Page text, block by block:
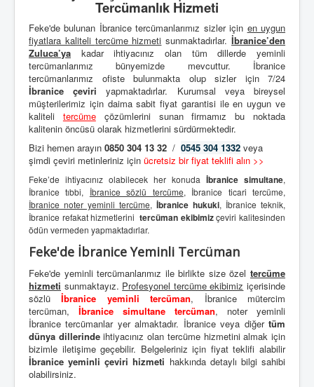
Tercümanlık Hizmeti
Feke'de bulunan İbranice tercümanlarımız sizler için en uygun
fiyatlara kaliteli tercüme hizmeti sunmaktadırlar.İbranice’den
Zuluca’ya kadar ihtiyacınız olan tüm dillerde yeminli
tercümanlarımız bünyemizde mevcuttur. İbranice
tercümanlarımız ofiste bulunmakta olup sizler için 7/24
İbranice çeviri yapmaktadırlar. Kurumsal veya bireysel
müşterilerimiz için daima sabit fiyat garantisi ile en uygun ve
kaliteli tercümeçözümlerini sunan firmamız bu noktada
kalitenin öncüsü olarak hizmetlerini sürdürmektedir.
Bizi hemen arayın 0850 304 13 32 / 0545 304 1332 veya
şimdi çeviri metinleriniz için ücretsiz bir fiyat teklifi alın >>
Feke’de ihtiyacınız olabilecek her konuda İbranice simultane,
İbranice tıbbi, İbranice sözlü tercüme, İbranice ticari tercüme,
İbranice noter yeminli tercüme, İbranice hukuki, İbranice teknik,
İbranice refakat hizmetlerini tercüman ekibimizçeviri kalitesinden
ödün vermeden yapmaktadırlar.
Feke'de İbranice Yeminli Tercüman
Feke'de yeminli tercümanlarımız ile birlikte size özel tercüme
hizmeti sunmaktayız. Profesyonel tercüme ekibimiz içerisinde
sözlüİbranice yeminli tercüman, İbranice mütercim
tercüman, İbranice simultane tercüman, noter yeminli
İbranice tercümanlar yer almaktadır. İbranice veya diğer tüm
dünya dillerindeihtiyacınız olan tercüme hizmetini almak için
bizimle iletişime geçebilir. Belgeleriniz için fiyat teklifi alabilir
İbranice yeminli çeviri hizmeti hakkında detaylı bilgi sahibi
olabilirsiniz.